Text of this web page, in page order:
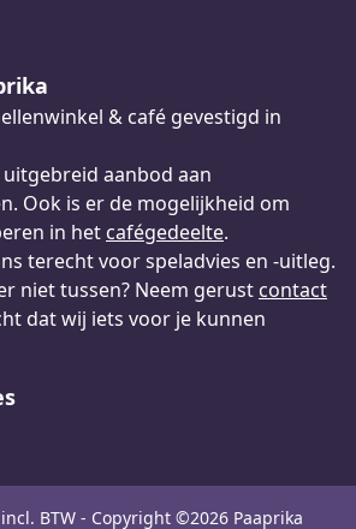
& café gevestigd in
aanbod aan
Ook is er de mogelijkheid om
in het cafégedeelte.
terecht voor speladvies en -uitleg.
niet tussen? Neem gerust contact
dat wij iets voor je kunnen
BTW - Copyright ©2026 Paaprika